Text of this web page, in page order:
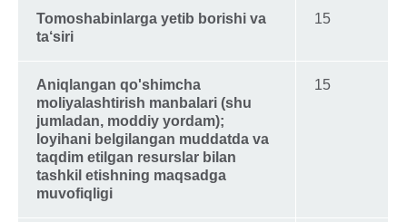
Tomoshabinlarga yetib borishi va
ta‘siri
15
Aniqlangan qo'shimcha
moliyalashtirish manbalari (shu
jumladan, moddiy yordam);
loyihani belgilangan muddatda va
taqdim etilgan resurslar bilan
tashkil etishning maqsadga
muvofiqligi
15